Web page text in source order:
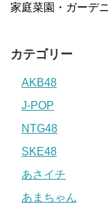
家庭菜園・ガーデ
カテゴリー
AKB48
J-POP
NTG48
SKE48
あさイチ
あまちゃん